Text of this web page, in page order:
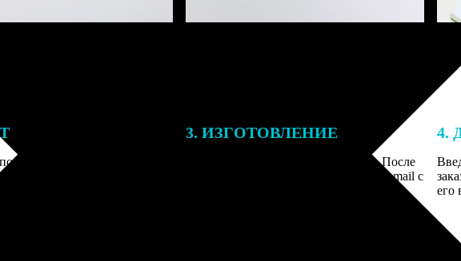
заказа к печати
могут связаться с Вами
телефону или email для
деталей.
3. ИЗГОТОВЛЕНИЕ
Оплатите заказ банковской картой. После
оплаты получите подтверждение на email с
описанием заказа. Когда отправим заказ
4.
его